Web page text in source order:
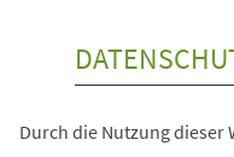
Durch die Nutzung dieser